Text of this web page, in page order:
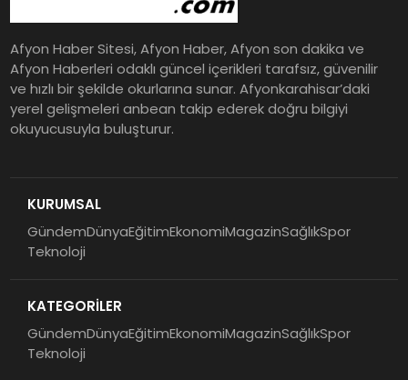
Afyon Haber Sitesi, Afyon Haber, Afyon son dakika ve
Afyon Haberleri odaklı güncel içerikleri tarafsız, güvenilir
ve hızlı bir şekilde okurlarına sunar. Afyonkarahisar’daki
yerel gelişmeleri anbean takip ederek doğru bilgiyi
okuyucusuyla buluşturur.
KURUMSAL
GündemDünyaEğitimEkonomiMagazinSağlıkSpor
Teknoloji
KATEGORİLER
GündemDünyaEğitimEkonomiMagazinSağlıkSpor
Teknoloji